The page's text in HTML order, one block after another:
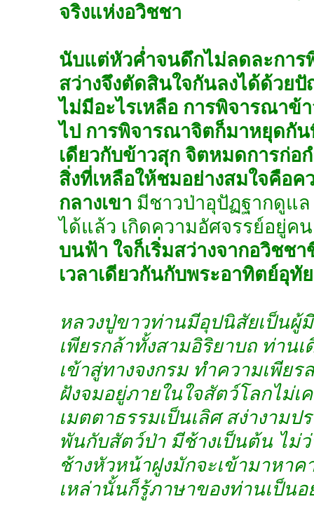
จริงแห่งอวิชชา
นับแต่หัวค่ำจนดึกไม่ลดละการ
สว่างจึงตัดสินใจกันลงได้ด้วย
ไม่มีอะไรเหลือ การพิจารณาข้
ไป การพิจารณาจิตก็มาหยุดกั
เดียวกับข้าวสุก จิตหมดการก่อ
สิ่งที่เหลือให้ชมอย่างสมใจคือ
กลางเขา มีชาวป่าอุปัฏฐากดูแ
ได้แล้ว เกิดความอัศจรรย์อยู่ค
บนฟ้า ใจก็เริ่มสว่างจากอวิชช
เวลาเดียวกันกับพระอาทิตย์อุทั
หลวงปู่ขาวท่านมีอุปนิสัยเป็นผู้
เพียรกล้าทั้งสามอิริยาบถ ท่าน
เข้าสู่ทางจงกรม ทำความเพีย
ฝังจมอยู่ภายในใจสัตว์โลกไม่เ
เมตตาธรรมเป็นเลิศ สง่างาม
พันกับสัตว์ป่า มีช้างเป็นต้น ไม่
ช้างหัวหน้าฝูงมักจะเข้ามาหา
เหล่านั้นก็รู้ภาษาของท่านเป็นอ